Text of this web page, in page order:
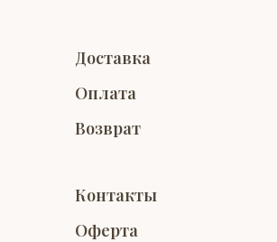
Доставка
Оплата
Возврат
Контакты
Оферта